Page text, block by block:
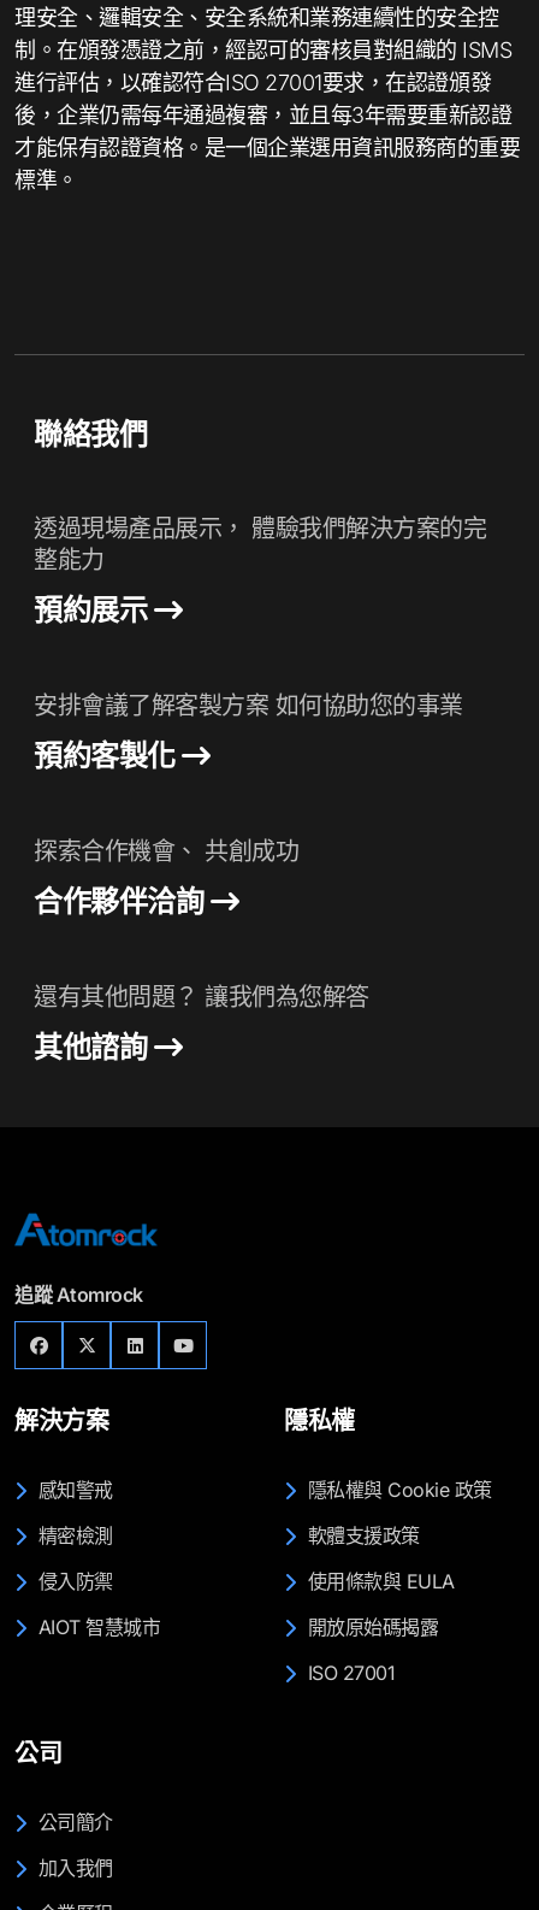
理安全、邏輯安全、安全系統和業務連續性的安全控
制。在頒發憑證之前，經認可的審核員對組織的 ISMS
進行評估，以確認符合ISO 27001要求，在認證頒發
後，企業仍需每年通過複審，並且每3年需要重新認證
才能保有認證資格。是一個企業選用資訊服務商的重要
標準。
聯絡我們
透過現場產品展示， 體驗我們解決方案的完
整能力
預約展示
安排會議了解客製方案 如何協助您的事業
預約客製化
探索合作機會、 共創成功
合作夥伴洽詢
還有其他問題？ 讓我們為您解答
其他諮詢
追蹤 Atomrock
解決方案
感知警戒
精密檢測
侵入防禦
AIOT 智慧城市
隱私權
隱私權與 Cookie 政策
軟體支援政策
使用條款與 EULA
開放原始碼揭露
ISO 27001
公司
公司簡介
加入我們